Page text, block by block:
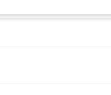
нержавеющая сталь
к столу болтовое через